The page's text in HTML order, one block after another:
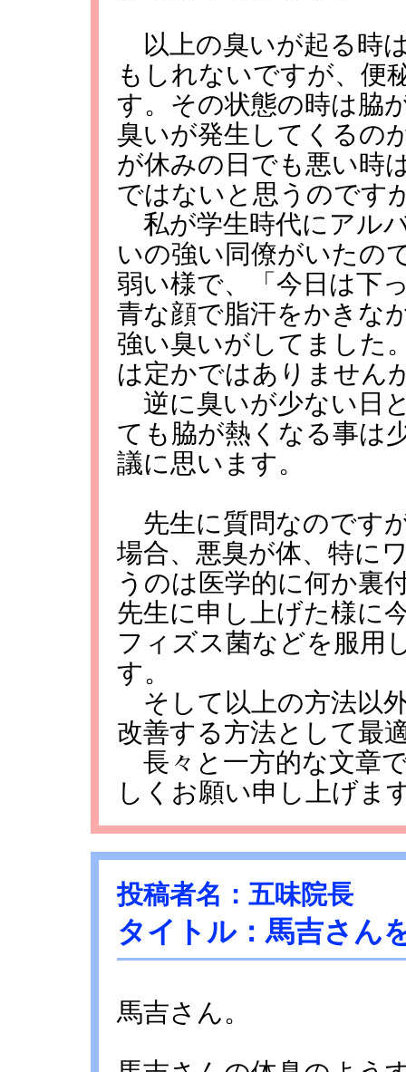
以上の臭いが起る時
もしれないですが、便
す。その状態の時は脇
臭いが発生してくるの
が休みの日でも悪い時
ではないと思うのです
私が学生時代にアル
いの強い同僚がいたの
弱い様で、「今日は下
青な顔で脂汗をかきな
強い臭いがしてました
は定かではありません
逆に臭いが少ない日
ても脇が熱くなる事は
議に思います。
先生に質問なのです
場合、悪臭が体、特に
うのは医学的に何か裏
先生に申し上げた様に
フィズス菌などを服用
す。
そして以上の方法以
改善する方法として最
長々と一方的な文章
しくお願い申し上げま
投稿者名：五味院長
タイトル：馬吉さん
馬吉さん。